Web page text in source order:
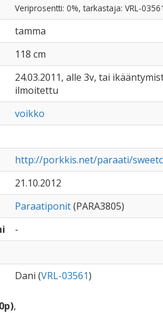
Veriprosentti: 0%, tarkastaja: VRL-
tamma
118 cm
24.03.2011, alle 3v, tai
ilmoitettu
voikko
http://porkkis.net/paraati/
21.10.2012
Paraatiponit(PARA3805)
-
Dani (VRL-03561)
,